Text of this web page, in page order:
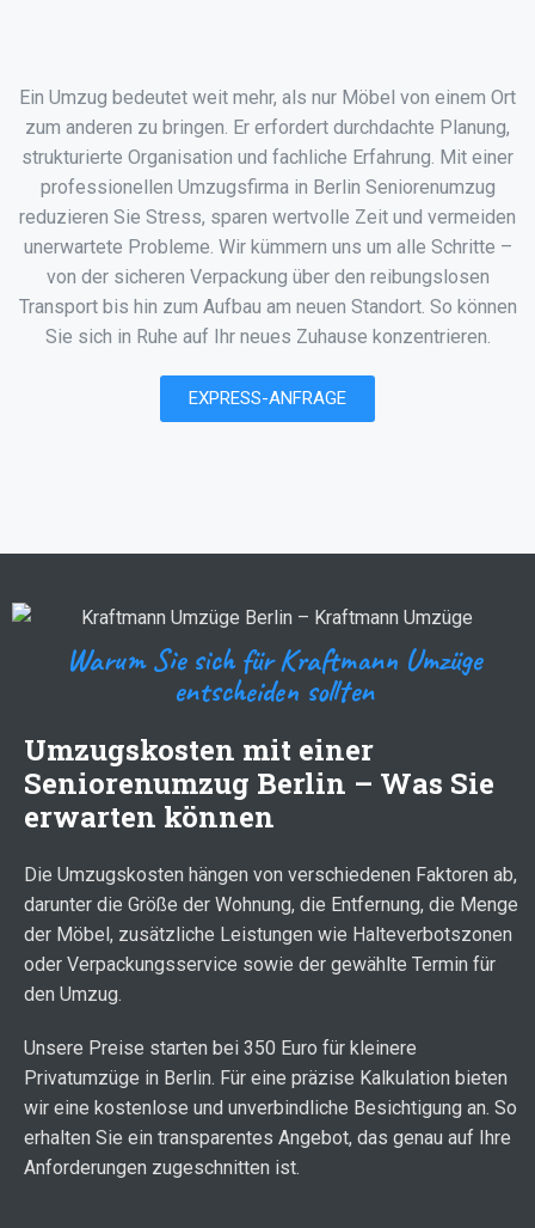
Ein Umzug bedeutet weit mehr, als nur Möbel von einem Ort
zum anderen zu bringen. Er erfordert durchdachte Planung,
strukturierte Organisation und fachliche Erfahrung. Mit einer
professionellen Umzugsfirma in Berlin Seniorenumzug
reduzieren Sie Stress, sparen wertvolle Zeit und vermeiden
unerwartete Probleme. Wir kümmern uns um alle Schritte –
von der sicheren Verpackung über den reibungslosen
Transport bis hin zum Aufbau am neuen Standort. So können
Sie sich in Ruhe auf Ihr neues Zuhause konzentrieren.
EXPRESS-ANFRAGE
Warum Sie sich für Kraftmann Umzüge
entscheiden sollten
Umzugskosten mit einer
Seniorenumzug Berlin – Was Sie
erwarten können
Die Umzugskosten hängen von verschiedenen Faktoren ab,
darunter die Größe der Wohnung, die Entfernung, die Menge
der Möbel, zusätzliche Leistungen wie Halteverbotszonen
oder Verpackungsservice sowie der gewählte Termin für
den Umzug.
Unsere Preise starten bei 350 Euro für kleinere
Privatumzüge in Berlin. Für eine präzise Kalkulation bieten
wir eine kostenlose und unverbindliche Besichtigung an. So
erhalten Sie ein transparentes Angebot, das genau auf Ihre
Anforderungen zugeschnitten ist.